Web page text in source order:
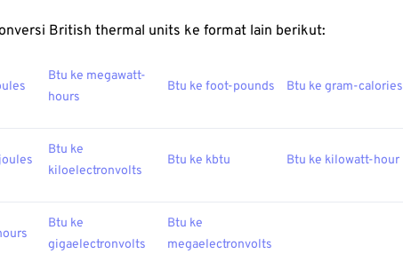
British thermal units ke format lain berikut:
Btu ke megawatt-
hours
Btu ke foot-pounds Btu ke gram-calories
Btu ke
kiloelectronvolts
Btu ke kbtu Btu ke kilowatt-hour
Btu ke
gigaelectronvolts
Btu ke
megaelectronvolts